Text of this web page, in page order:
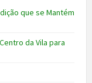
que se Mantém
da Vila para